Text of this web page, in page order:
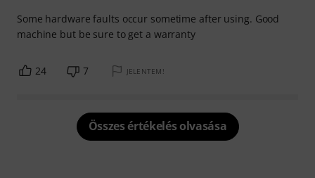
Some hardware faults occur sometime after using. Good
machine but be sure to get a warranty
24 7 JELENTEM!
Összes értékelés olvasása